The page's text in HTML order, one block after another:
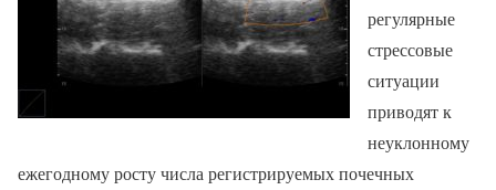
регулярные
стрессовые
ситуации
приводят к
неуклонному
ежегодному росту числа регистрируемых почечных